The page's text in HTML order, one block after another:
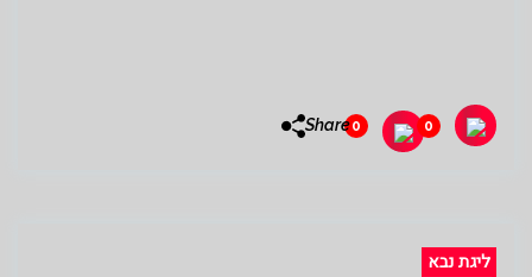
0
0
Share
ליגת נבא